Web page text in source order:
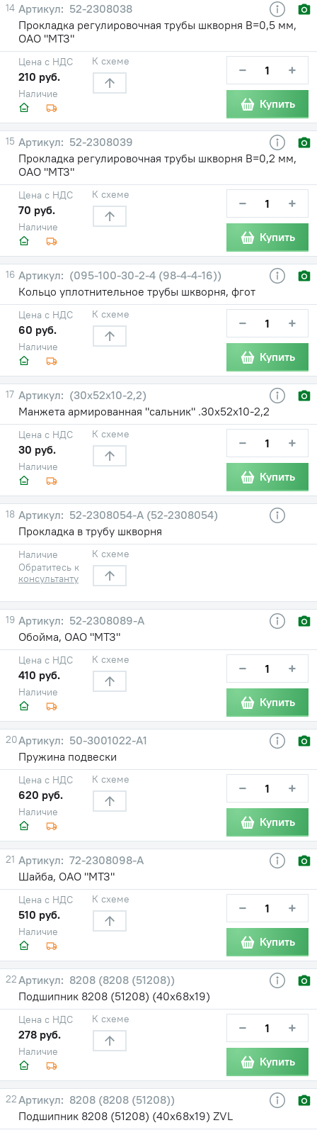
14
52-2308038
Прокладка регулировочная трубы шкворня В=0,5 мм,
ОАО "МТЗ"
Наличие
Цена с НДС
210 руб.
К схеме − +
Купить
15
52-2308039
Прокладка регулировочная трубы шкворня В=0,2 мм,
ОАО "МТЗ"
Наличие
Цена с НДС
70 руб.
К схеме − +
Купить
16
(095-100-30-2-4 (98-4-4-16))
Кольцо уплотнительное трубы шкворня, фгот
Наличие
Цена с НДС
60 руб.
К схеме − +
Купить
17
(30х52х10-2,2)
Манжета армированная "сальник" .30х52х10-2,2
Наличие
Цена с НДС
30 руб.
К схеме − +
Купить
18
52-2308054-А (52-2308054)
Прокладка в трубу шкворня
Наличие
Обратитесь к
консультанту
К схеме
19
52-2308089-А
Обойма, ОАО "МТЗ"
Наличие
Цена с НДС
410 руб.
К схеме − +
Купить
20
50-3001022-А1
Пружина подвески
Наличие
Цена с НДС
620 руб.
К схеме − +
Купить
21
72-2308098-А
Шайба, ОАО "МТЗ"
Наличие
Цена с НДС
510 руб.
К схеме − +
Купить
22
8208 (8208 (51208))
Подшипник 8208 (51208) (40х68х19)
Наличие
Цена с НДС
278 руб.
К схеме − +
Купить
22
8208 (8208 (51208))
Подшипник 8208 (51208) (40х68х19) ZVL